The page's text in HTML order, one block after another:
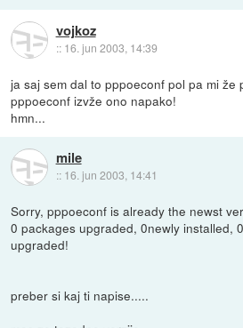
vojkoz
:: 16. jun 2003, 14:39
ja saj sem dal to pppoeconf pol pa mi že
pppoeconf izvže ono napako!
hmn...
mile
:: 16. jun 2003, 14:41
Sorry, pppoeconf is already the newst
0 packages upgraded, 0newly installed,
upgraded!
preber si kaj ti napise.....